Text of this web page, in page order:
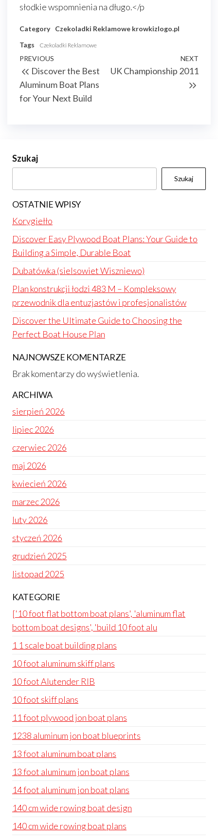
słodkie wspomnienia na długo.</p
Category Czekoladki Reklamowe krowkizlogo.pl
Tags
Czekoladki Reklamowe
Nawigacja
wpisu
Previous
Post
PREVIOUS
Discover the Best
Aluminum Boat Plans
for Your Next Build
Post
NEXT
UK Championship 2011
Szukaj
Szukaj
OSTATNIE WPISY
Korygiełło
Discover Easy Plywood Boat Plans: Your Guide to
Building a Simple, Durable Boat
Dubatówka (sielsowiet Wiszniewo)
Plan konstrukcji łodzi 483 M – Kompleksowy
przewodnik dla entuzjastów i profesjonalistów
Discover the Ultimate Guide to Choosing the
Perfect Boat House Plan
NAJNOWSZE KOMENTARZE
Brak komentarzy do wyświetlenia.
ARCHIWA
sierpień 2026
lipiec 2026
czerwiec 2026
maj 2026
kwiecień 2026
marzec 2026
luty 2026
styczeń 2026
grudzień 2025
listopad 2025
KATEGORIE
['10 foot flat bottom boat plans', 'aluminum flat
bottom boat designs', 'build 10 foot alu
1 1 scale boat building plans
10 foot aluminum skiff plans
10 foot Alutender RIB
10 foot skiff plans
11 foot plywood jon boat plans
1238 aluminum jon boat blueprints
13 foot aluminum boat plans
13 foot aluminum jon boat plans
14 foot aluminum jon boat plans
140 cm wide rowing boat design
140 cm wide rowing boat plans